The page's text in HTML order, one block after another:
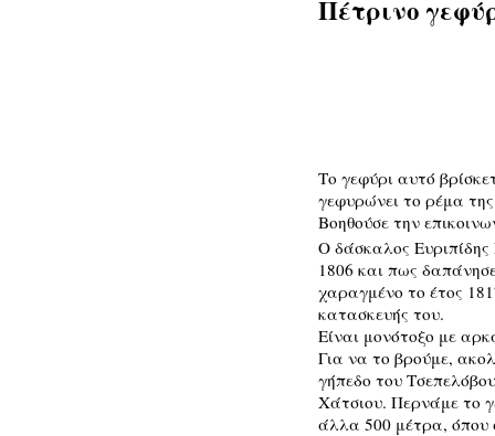
Πέτρινο
Το γεφύρι αυτό
γεφυρώνει το ρέμα
Βοηθούσε την
Ο δάσκαλος Ευριπίδης
1806 και πως
χαραγμένο το έτος
κατασκευής του.
Είναι μονότοξο με
Για να το βρούμε,
γήπεδο του
Χάτσιου. Περνάμε το
άλλα 500 μέτρα, όπου